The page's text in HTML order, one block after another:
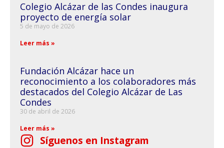
Colegio Alcázar de las Condes inaugura
proyecto de energía solar
5 de mayo de 2026
Leer más »
Fundación Alcázar hace un
reconocimiento a los colaboradores más
destacados del Colegio Alcázar de Las
Condes
30 de abril de 2026
Leer más »
Síguenos en Instagram